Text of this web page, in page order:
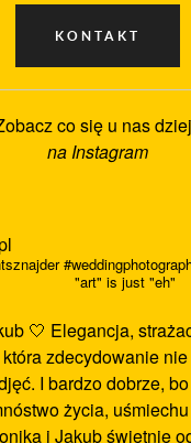
co się u nas
na Instagram
"art" is just "eh"